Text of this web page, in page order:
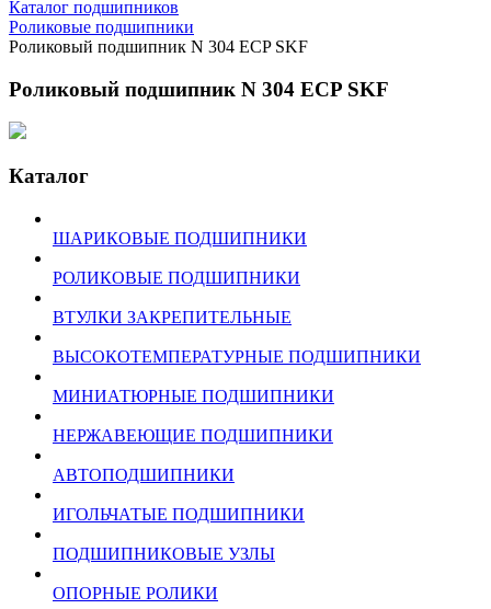
Каталог подшипников
Роликовые подшипники
Роликовый подшипник N 304 ECP SKF
Роликовый подшипник N 304 ECP SKF
Каталог
ШАРИКОВЫЕ ПОДШИПНИКИ
РОЛИКОВЫЕ ПОДШИПНИКИ
ВТУЛКИ ЗАКРЕПИТЕЛЬНЫЕ
ВЫСОКОТЕМПЕРАТУРНЫЕ ПОДШИПНИКИ
МИНИАТЮРНЫЕ ПОДШИПНИКИ
НЕРЖАВЕЮЩИЕ ПОДШИПНИКИ
АВТОПОДШИПНИКИ
ИГОЛЬЧАТЫЕ ПОДШИПНИКИ
ПОДШИПНИКОВЫЕ УЗЛЫ
ОПОРНЫЕ РОЛИКИ